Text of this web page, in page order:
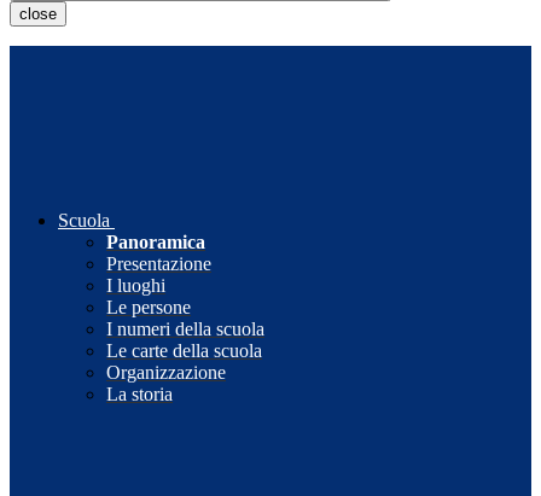
close
Scuola
Panoramica
Presentazione
I luoghi
Le persone
I numeri della scuola
Le carte della scuola
Organizzazione
La storia